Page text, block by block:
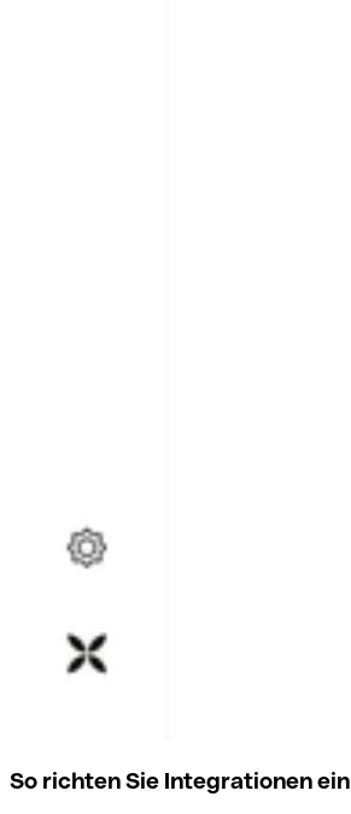
So richten Sie Integrationen ein